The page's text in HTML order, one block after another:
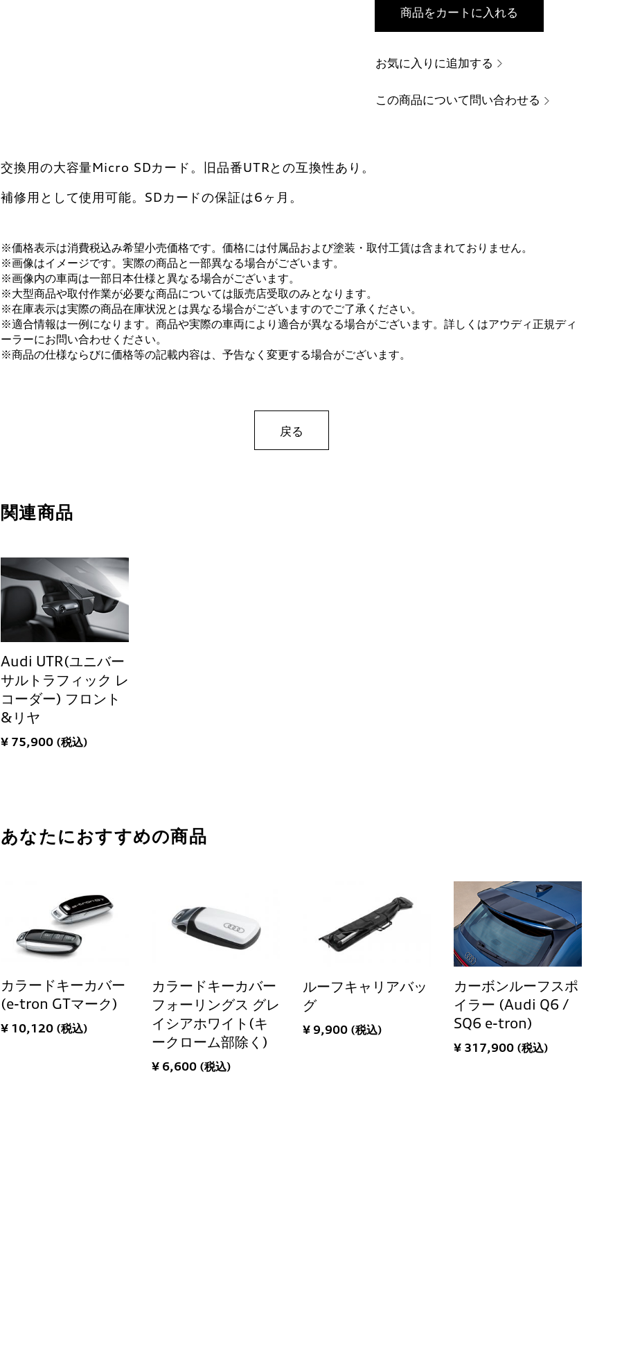
商品をカートに入れる
お気に入りに追加する
この商品について問い合わせる
交換用の大容量Micro SDカード。旧品番UTRとの互換性あり。
補修用として使用可能。SDカードの保証は6ヶ月。
※価格表示は消費税込み希望小売価格です。価格には付属品および塗装・取付工賃は含まれておりません。
※画像はイメージです。実際の商品と一部異なる場合がございます。
※画像内の車両は一部日本仕様と異なる場合がございます。
※大型商品や取付作業が必要な商品については販売店受取のみとなります。
※在庫表示は実際の商品在庫状況とは異なる場合がございますのでご了承ください。
※適合情報は一例になります。商品や実際の車両により適合が異なる場合がございます。詳しくはアウディ正規ディ
ーラーにお問い合わせください。
※商品の仕様ならびに価格等の記載内容は、予告なく変更する場合がございます。
戻る
関連商品
Audi UTR(ユニバー
サルトラフィック レ
コーダー) フロント
&リヤ
¥ 75,900 (税込)
あなたにおすすめの商品
カラードキーカバー
(e-tron GTマーク)
¥ 10,120 (税込)
カラードキーカバー
フォーリングス グレ
イシアホワイト(キ
ークローム部除く)
¥ 6,600 (税込)
ルーフキャリアバッ
グ
¥ 9,900 (税込)
カーボンルーフスポ
イラー (Audi Q6 /
SQ6 e-tron)
¥ 317,900 (税込)